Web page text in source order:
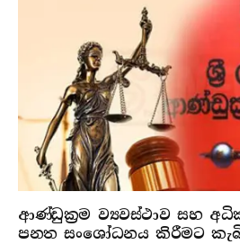
ආණ්ඩුක්‍රම ව්‍යවස්ථාව සහ
පනත සංශෝධනය කිරීමට